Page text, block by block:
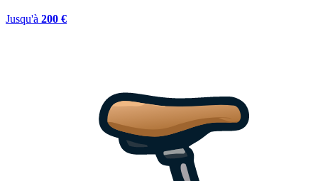
Jusqu'à 200 €